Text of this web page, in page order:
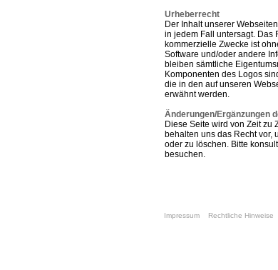
Urheberrecht
Der Inhalt unserer
in jedem Fall untersagt. Das
kommerzielle Zwecke ist
Software und/oder andere
bleiben sämtliche
Komponenten des Logos
die in den auf unseren
erwähnt werden.
Änderungen/Ergänzungen
Diese Seite wird von Zeit zu
behalten uns das Recht vor,
oder zu löschen. Bitte
besuchen.
Impressum Rechtliche Hinweise